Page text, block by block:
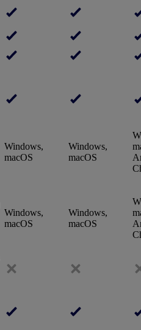
Windows,
macOS
Windows,
macOS
Windows,
macOS
Windows,
macOS